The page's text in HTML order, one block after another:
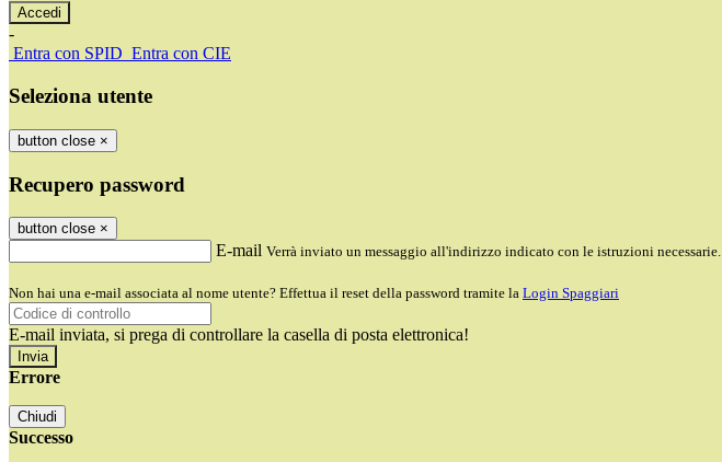
-
Entra con SPID Entra con CIE
Seleziona utente
button close ×
Recupero password
button close ×
E-mail Verrà inviato un messaggio all'indirizzo indicato con le istruzioni necessarie.
Non hai una e-mail associata al nome utente? Effettua il reset della password tramite la Login Spaggiari
E-mail inviata, si prega di controllare la casella di posta elettronica!
Errore
Chiudi
Successo